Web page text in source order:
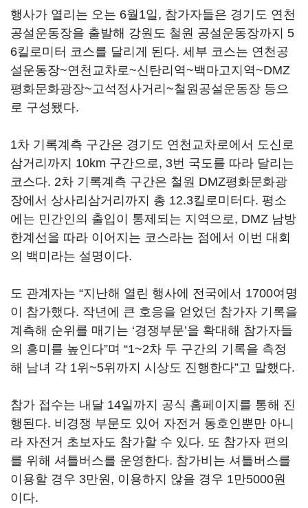
행사가 열리는 오는 6월1일, 참가자들은 경기도 연천
공설운동장을 출발해 강원도 철원 공설운동장까지 5
6킬로미터 코스를 달리게 된다. 세부 코스는 연천공
설운동장~연천교차로~신탄리역~백마고지역~DMZ
평화문화광장~고석정사거리~철원공설운동장 등으
로 구성됐다.
1차 기록계측 구간은 경기도 연천교차로에서 도신로
삼거리까지 10km 구간으로, 3번 국도를 따라 달리는
코스다. 2차 기록계측 구간은 철원 DMZ평화문화광
장에서 상사리삼거리까지 총 12.3킬로미터다. 평소
에는 민간인의 출입이 통제되는 지역으로, DMZ 남방
한계선을 따라 이어지는 코스라는 점에서 이번 대회
의 백미라는 설명이다.
도 관계자는 “지난해 열린 행사에 전국에서 1700여명
이 참가했다. 작년에 큰 호응을 얻었던 참가자 기록을
계측해 순위를 매기는 ‘경쟁부문’을 확대해 참가자들
의 흥미를 높인다”며 “1~2차 두 구간의 기록을 측정
해 남녀 각 1위~5위까지 시상도 진행한다”고 말했다.
참가 접수는 내달 14일까지 공식 홈페이지를 통해 진
행된다. 비경쟁 부문도 있어 자전거 동호인뿐만 아니
라 자전거 초보자도 참가할 수 있다. 또 참가자 편의
를 위해 셔틀버스를 운영한다. 참가비는 셔틀버스를
이용할 경우 3만원, 이용하지 않을 경우 1만5000원
이다.